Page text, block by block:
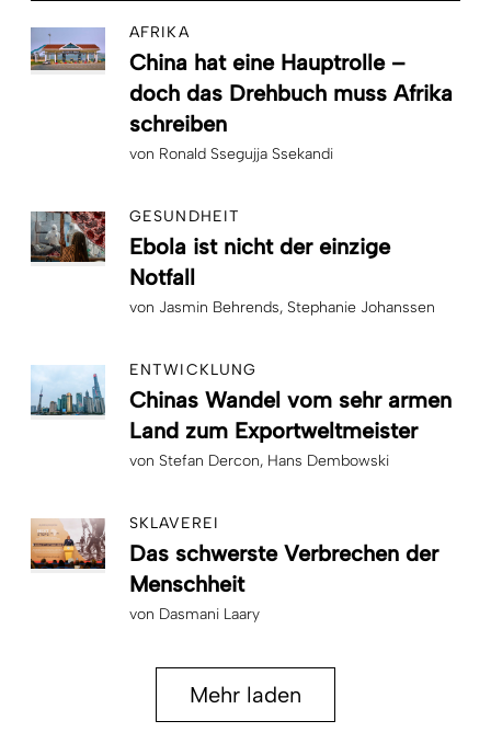
AFRIKA
China hat eine Hauptrolle –
doch das Drehbuch muss Afrika
schreiben
von Ronald Ssegujja Ssekandi
GESUNDHEIT
Ebola ist nicht der einzige
Notfall
von Jasmin Behrends Stephanie Johanssen
ENTWICKLUNG
Chinas Wandel vom sehr armen
Land zum Exportweltmeister
von Stefan Dercon Hans Dembowski
SKLAVEREI
Das schwerste Verbrechen der
Menschheit
von Dasmani Laary
Mehr laden